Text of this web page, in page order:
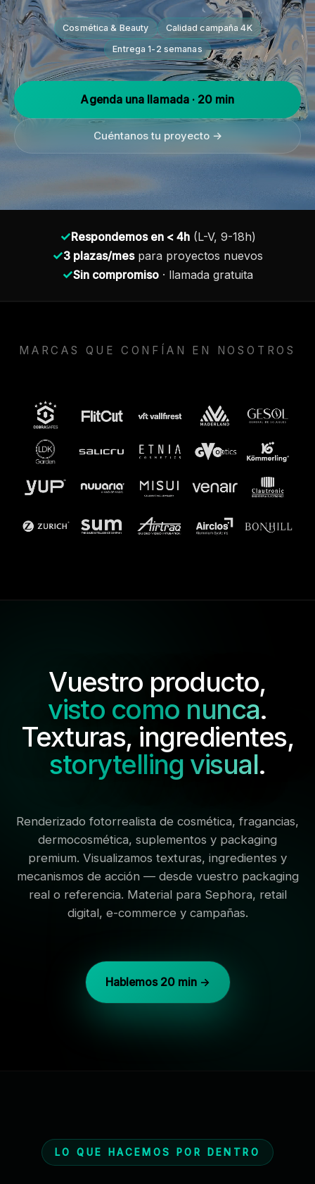
Cosmética & Beauty
Calidad campaña 4K
Entrega 1-2 semanas
Agenda una llamada · 20 min
Cuéntanos tu proyecto →
✓Respondemos en < 4h(L-V, 9-18h)
✓3 plazas/mespara proyectos nuevos
✓Sin compromiso · llamada gratuita
MARCAS QUE CONFÍAN EN NOSOTROS
Vuestro producto,
visto como nunca.
Texturas, ingredientes,
storytelling visual.
Renderizado fotorrealista de cosmética, fragancias,
dermocosmética, suplementos y packaging
premium. Visualizamos texturas, ingredientes y
mecanismos de acción — desde vuestro packaging
real o referencia. Material para Sephora, retail
digital, e-commerce y campañas.
Hablemos 20 min →
LO QUE HACEMOS POR DENTRO